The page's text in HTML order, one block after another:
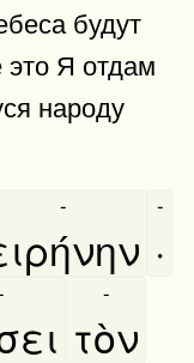
будут
это Я отдам
народу
-
·
-
τὸν
-